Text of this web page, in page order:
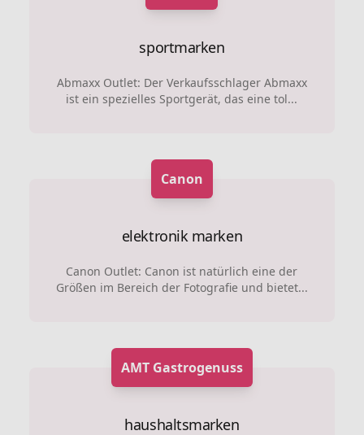
sportmarken
Abmaxx Outlet: Der Verkaufsschlager Abmaxx
ist ein spezielles Sportgerät, das eine tol...
Canon
elektronik marken
Canon Outlet: Canon ist natürlich eine der
Größen im Bereich der Fotografie und bietet...
AMT Gastrogenuss
haushaltsmarken